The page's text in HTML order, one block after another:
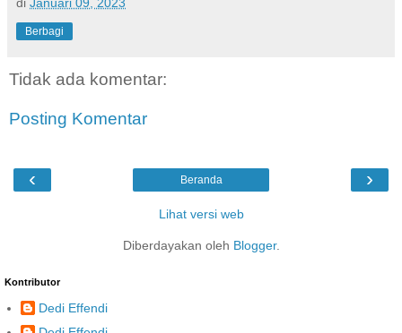
Berbagi
Tidak ada komentar:
Posting Komentar
‹ ›
Beranda
Lihat versi web
Diberdayakan oleh Blogger.
Kontributor
Dedi Effendi